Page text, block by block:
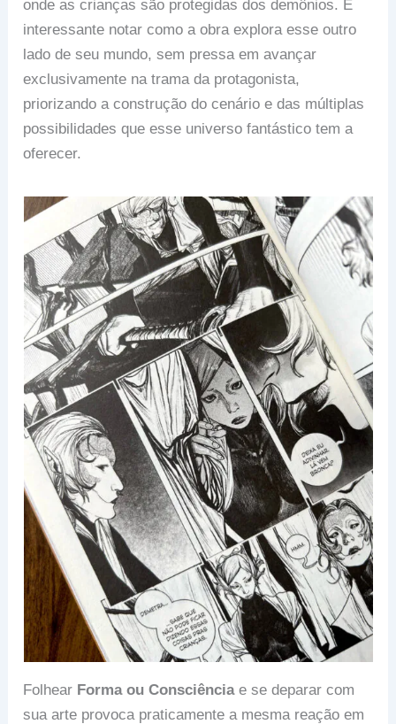
onde as crianças são protegidas dos demônios. É
interessante notar como a obra explora esse outro
lado de seu mundo, sem pressa em avançar
exclusivamente na trama da protagonista,
priorizando a construção do cenário e das múltiplas
possibilidades que esse universo fantástico tem a
oferecer.
Folhear Forma ou Consciênciae se deparar com
sua arte provoca praticamente a mesma reação em